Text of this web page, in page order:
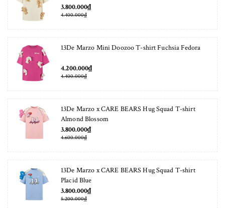
3.800.000₫
4.400.000₫
13De Marzo Mini Doozoo T-shirt Fuchsia Fedora
4.200.000₫
4.400.000₫
13De Marzo x CARE BEARS Hug Squad T-shirt
Almond Blossom
3.800.000₫
4.600.000₫
13De Marzo x CARE BEARS Hug Squad T-shirt
Placid Blue
3.800.000₫
5.200.000₫